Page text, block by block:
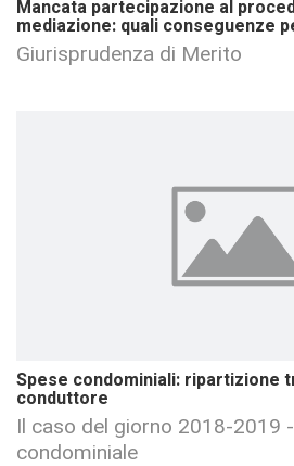
Mancata partecipazione al
mediazione: quali conseguenze
Giurisprudenza di Merito
Spese condominiali: ripartizione
conduttore
Il caso del giorno 2018-2019
condominiale